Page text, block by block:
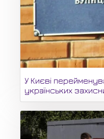
У Києві
українських